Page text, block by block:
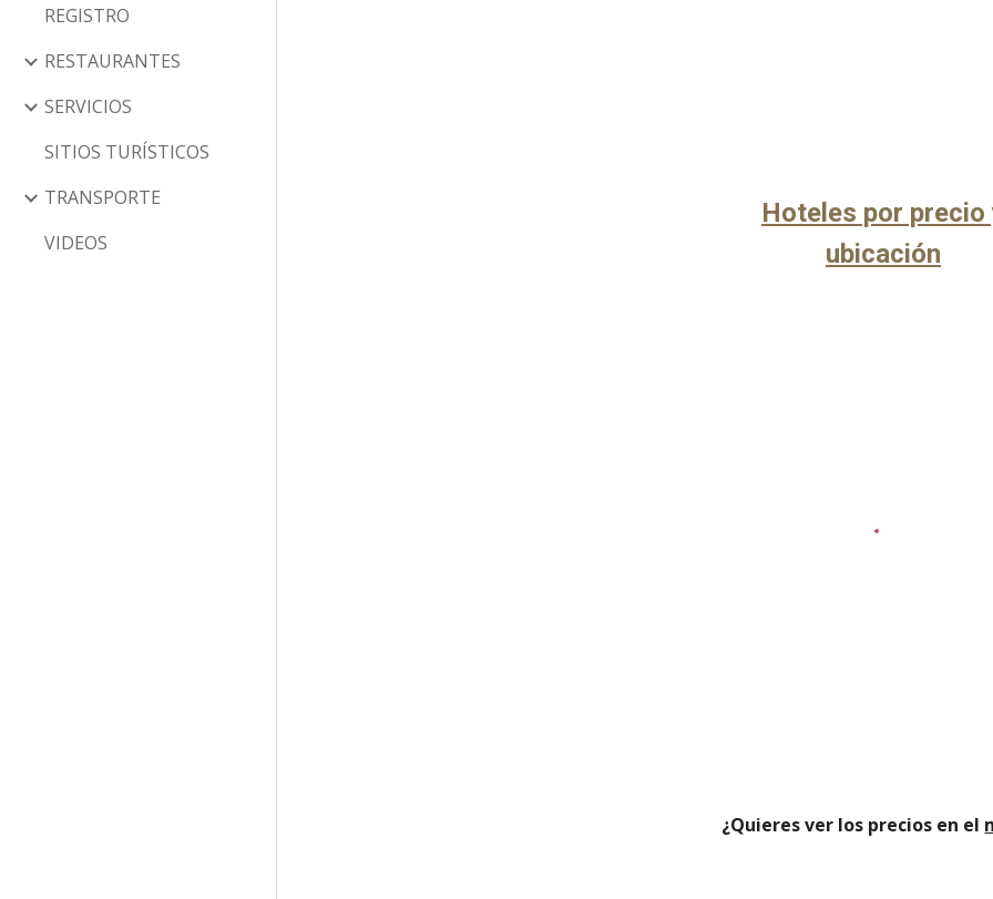
REGISTRO
RESTAURANTES
SERVICIOS
SITIOS TURÍSTICOS
TRANSPORTE
VIDEOS
Hoteles por precio
ubicación
¿Quieres ver los precios en el